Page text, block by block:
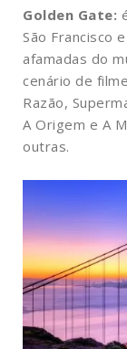
Golden Gate:
São Francisco
afamadas do
cenário de
Razão,
A Origem e A
outras.